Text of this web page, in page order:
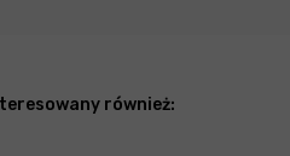
również: